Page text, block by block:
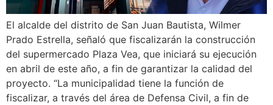
El alcalde del distrito de San Juan Bautista, Wilmer
Prado Estrella, señaló que fiscalizarán la construcción
del supermercado Plaza Vea, que iniciará su ejecución
en abril de este año, a fin de garantizar la calidad del
proyecto. “La municipalidad tiene la función de
fiscalizar, a través del área de Defensa Civil, a fin de